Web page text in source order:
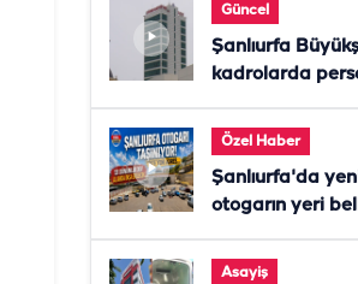
Güncel
Şanlıurfa
kadrolarda
Özel Haber
Şanlıurfa'da
otogarın yeri
Asayiş